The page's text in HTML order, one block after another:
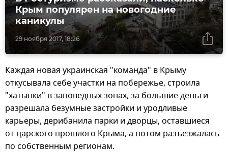
29 ноября 2017, 18:26
Крым популярен на новогодние
каникулы
Каждая новая украинская "команда" в Крыму
откусывала себе участки на побережье, строила
"хатынки" в заповедных зонах, за большие деньги
разрешала безумные застройки и уродливые
карьеры, дерибанила парки и дворцы, оставшиеся
от царского прошлого Крыма, а потом разъезжалась
по собственным регионам.